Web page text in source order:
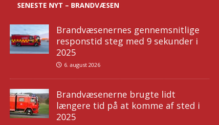
SENESTE NYT – BRANDVÆSEN
Brandvæsenernes gennemsnitlige
responstid steg med 9 sekunder i
2025
6. august 2026
Brandvæsenerne brugte lidt
længere tid på at komme af sted i
2025